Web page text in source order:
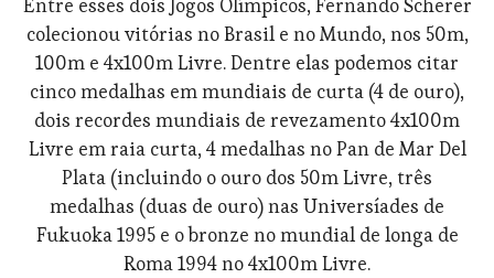
Entre esses dois Jogos Olímpicos, Fernando Scherer
colecionou vitórias no Brasil e no Mundo, nos 50m,
100m e 4x100m Livre. Dentre elas podemos citar
cinco medalhas em mundiais de curta (4 de ouro),
dois recordes mundiais de revezamento 4x100m
Livre em raia curta, 4 medalhas no Pan de Mar Del
Plata (incluindo o ouro dos 50m Livre, três
medalhas (duas de ouro) nas Universíades de
Fukuoka 1995 e o bronze no mundial de longa de
Roma 1994 no 4x100m Livre.